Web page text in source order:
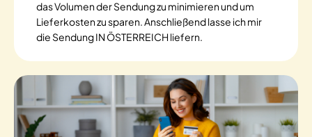
das Volumen der Sendung zu minimieren und um
Lieferkosten zu sparen. Anschließend lasse ich mir
die Sendung IN ÖSTERREICH liefern.